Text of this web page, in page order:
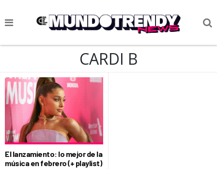
NOTICIAS
CIENCIA Y TECNOLOGÍA
VIDA
SOCIEDAD
CULTURIZANDO.COM
CARDI B
El lanzamiento: lo mejor de la
música en febrero (+ playlist)